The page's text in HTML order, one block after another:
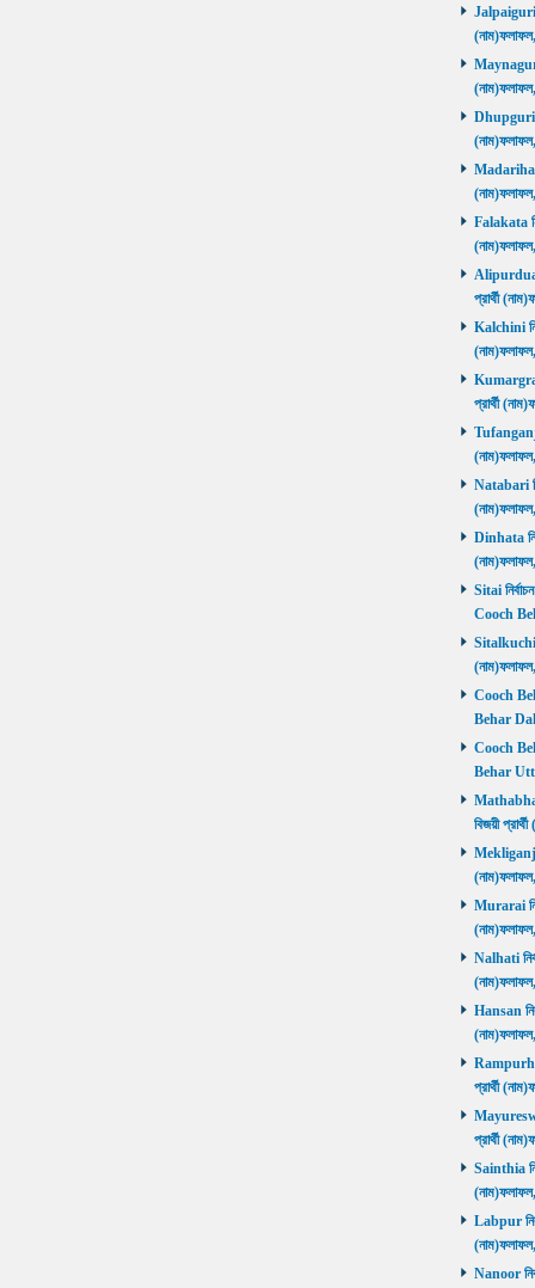
Jalpaiguri
Maynaguri
Dhupguri
Madarihat
Falakata
প্রার্থী
Kalchini
প্রার্থী
Tufanganj
Natabari
Dinhata
Sitai
Cooch
Sitalkuchi
Cooch
Behar
Cooch
Behar
বিজয়ী
Mekliganj
Murarai
Nalhati
Hansan
Rampurhat
প্রার্থী
প্রার্থী
Sainthia
Labpur
Nanoor